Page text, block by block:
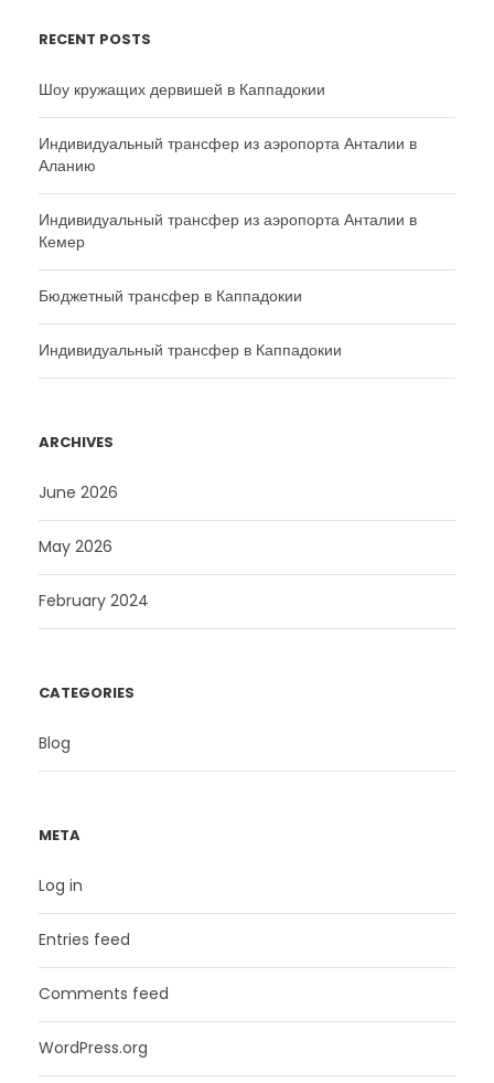
RECENT POSTS
Шоу кружащих дервишей в Каппадокии
Индивидуальный трансфер из аэропорта Анталии в
Аланию
Индивидуальный трансфер из аэропорта Анталии в
Кемер
Бюджетный трансфер в Каппадокии
Индивидуальный трансфер в Каппадокии
ARCHIVES
June 2026
May 2026
February 2024
CATEGORIES
Blog
META
Log in
Entries feed
Comments feed
WordPress.org